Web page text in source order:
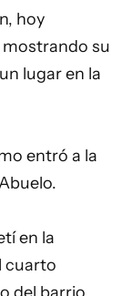
hoy
su
lugar en la
entró a la
en la
cuarto